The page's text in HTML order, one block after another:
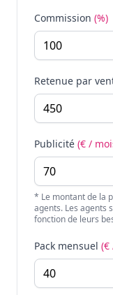
Commission (%)
Retenue par
Publicité (€ /
* Le montant de la
agents. Les agents
fonction de leurs
Pack mensuel (€